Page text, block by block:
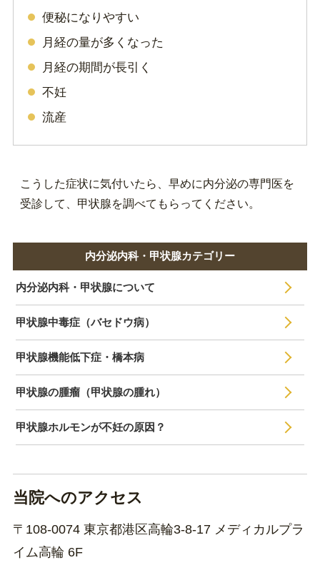
便秘になりやすい
月経の量が多くなった
月経の期間が長引く
不妊
流産
こうした症状に気付いたら、早めに内分泌の専門医を
受診して、甲状腺を調べてもらってください。
内分泌内科・甲状腺カテゴリー
内分泌内科・甲状腺について
甲状腺中毒症（バセドウ病）
甲状腺機能低下症・橋本病
甲状腺の腫瘤（甲状腺の腫れ）
甲状腺ホルモンが不妊の原因？
当院へのアクセス
〒108-0074 東京都港区高輪3-8-17 メディカルプラ
イム高輪 6F